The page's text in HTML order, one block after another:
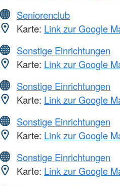
Seniorenclub
Karte: Link zur Google
Sonstige Einrichtungen
Karte: Link zur Google
Sonstige Einrichtungen
Karte: Link zur Google
Sonstige Einrichtungen
Karte: Link zur Google
Sonstige Einrichtungen
Karte: Link zur Google